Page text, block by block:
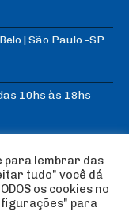
| São Paulo -SP
10hs às 18hs
de Escalada
Design
para lembrar das
tudo" você dá
os cookies no
para